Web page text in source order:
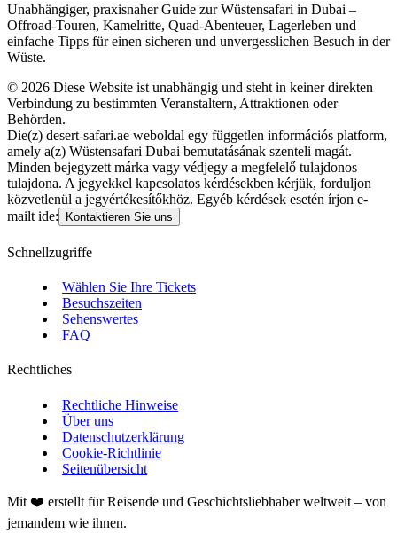
Unabhängiger, praxisnaher Guide zur Wüstensafari in Dubai –
Offroad-Touren, Kamelritte, Quad-Abenteuer, Lagerleben und
einfache Tipps für einen sicheren und unvergesslichen Besuch in der
Wüste.
© 2026 Diese Website ist unabhängig und steht in keiner direkten
Verbindung zu bestimmten Veranstaltern, Attraktionen oder
Behörden.
Die(z) desert-safari.ae weboldal egy független információs platform,
amely a(z) Wüstensafari Dubai bemutatásának szenteli magát.
Minden bejegyzett márka vagy védjegy a megfelelő tulajdonos
tulajdona. A jegyekkel kapcsolatos kérdésekben kérjük, forduljon
közvetlenül a jegyértékesítőkhöz. Egyéb kérdések esetén írjon e-
mailt ide:
Kontaktieren Sie uns
Schnellzugriffe
Wählen Sie Ihre Tickets
Besuchszeiten
Sehenswertes
FAQ
Rechtliches
Rechtliche Hinweise
Über uns
Datenschutzerklärung
Cookie-Richtlinie
Seitenübersicht
Mit ❤️ erstellt für Reisende und Geschichtsliebhaber weltweit – von
jemandem wie ihnen.